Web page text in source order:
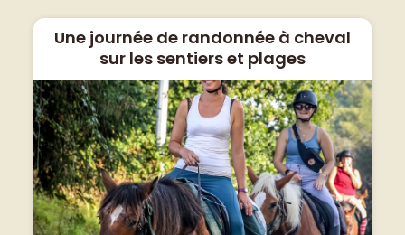
Une journée de randonnée à cheval
sur les sentiers et plages